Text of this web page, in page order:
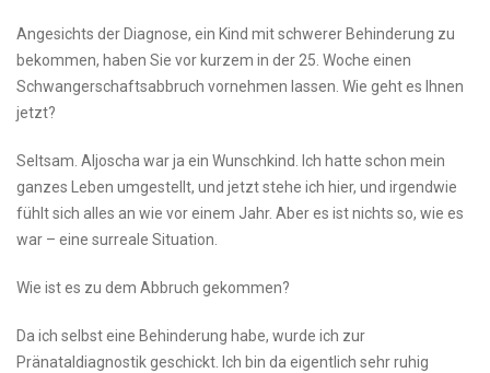
Angesichts der Diagnose, ein Kind mit schwerer Behinderung zu
bekommen, haben Sie vor kurzem in der 25. Woche einen
Schwangerschaftsabbruch vornehmen lassen. Wie geht es Ihnen
jetzt?
Seltsam. Aljoscha war ja ein Wunschkind. Ich hatte schon mein
ganzes Leben umgestellt, und jetzt stehe ich hier, und irgendwie
fühlt sich alles an wie vor einem Jahr. Aber es ist nichts so, wie es
war – eine surreale Situation.
Wie ist es zu dem Abbruch gekommen?
Da ich selbst eine Behinderung habe, wurde ich zur
Pränataldiagnostik geschickt. Ich bin da eigentlich sehr ruhig